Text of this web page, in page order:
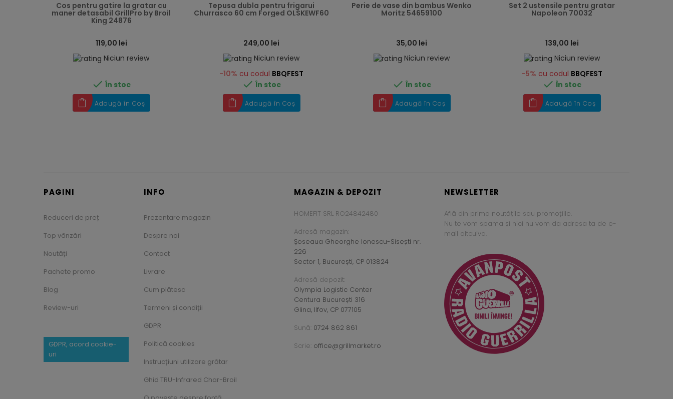
Cos pentru gatire la gratar cu
maner detasabil GrillPro by Broil
King 24876
119,00 lei
Niciun review
 În stoc
Adaugă în Coș
Tepusa dubla pentru frigarui
Churrasco 60 cm Forged OLSKEWF60
249,00 lei
Niciun review
-10% cu codul BBQFEST
 În stoc
Adaugă în Coș
Perie de vase din bambus Wenko
Moritz 54659100
35,00 lei
Niciun review
 În stoc
Adaugă în Coș
Set 2 ustensile pentru gratar
Napoleon 70032
139,00 lei
Niciun review
-5% cu codul BBQFEST
 În stoc
Adaugă în Coș
PAGINI
Reduceri de preț
Top vânzări
Noutăți
Pachete promo
Blog
Review-uri
GDPR, acord cookie-
uri
INFO
Prezentare magazin
Despre noi
Contact
Livrare
Cum plătesc
Termeni și condiții
GDPR
Politică cookies
Instrucțiuni utilizare grătar
Ghid TRU-Infrared Char-Broil
MAGAZIN & DEPOZIT
HOMEFIT SRL RO24842480
Adresă magazin:
Șoseaua Gheorghe Ionescu-Sisești nr.
226
Sector 1, București, CP 013824
Adresă depozit:
Olympia Logistic Center
Centura București 316
Glina, Ilfov, CP 077105
Sună: 0724 862 861
Scrie: office@grillmarket.ro
NEWSLETTER
Află din prima noutățile sau promoțiile.
Nu te vom spama și nici nu vom da adresa ta de e-
mail altcuiva.